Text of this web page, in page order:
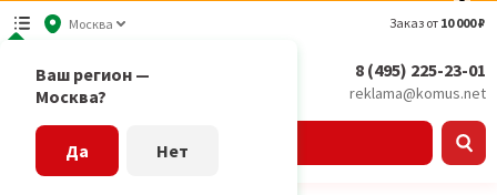
Москва
Ваш регион —
Москва?
Да Нет
Заказ от 10 000 ₽
8 (495) 225-23-01
reklama@komus.net